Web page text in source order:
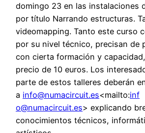
domingo 23 en las instalaciones
por título Narrando estructuras.
videomapping. Tanto este curso
por su nivel técnico, precisan de
con cierta formación y
precio de 10 euros. Los
parte de estos talleres deberán
a info@numacircuit.es<mailto:inf
o@numacircuit.es> explicando
conocimientos técnicos,